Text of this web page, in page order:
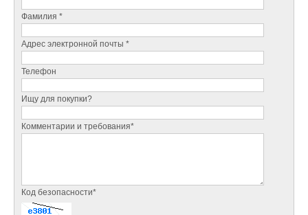
Фамилия *
Адрес электронной почты *
Телефон
Ищу для покупки?
Комментарии и требования*
Код безопасности*